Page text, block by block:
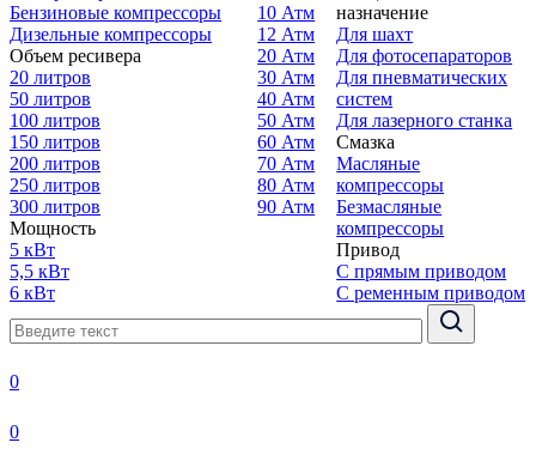
Бензиновые компрессоры
Дизельные компрессоры
Объем ресивера
20 литров
50 литров
100 литров
150 литров
200 литров
250 литров
300 литров
Мощность
5 кВт
5,5 кВт
6 кВт
10 Атм
12 Атм
20 Атм
30 Атм
40 Атм
50 Атм
60 Атм
70 Атм
80 Атм
90 Атм
назначение
Для шахт
Для фотосепараторов
Для пневматических
систем
Для лазерного станка
Смазка
Масляные
компрессоры
Безмасляные
компрессоры
Привод
С прямым приводом
С ременным приводом
0
0